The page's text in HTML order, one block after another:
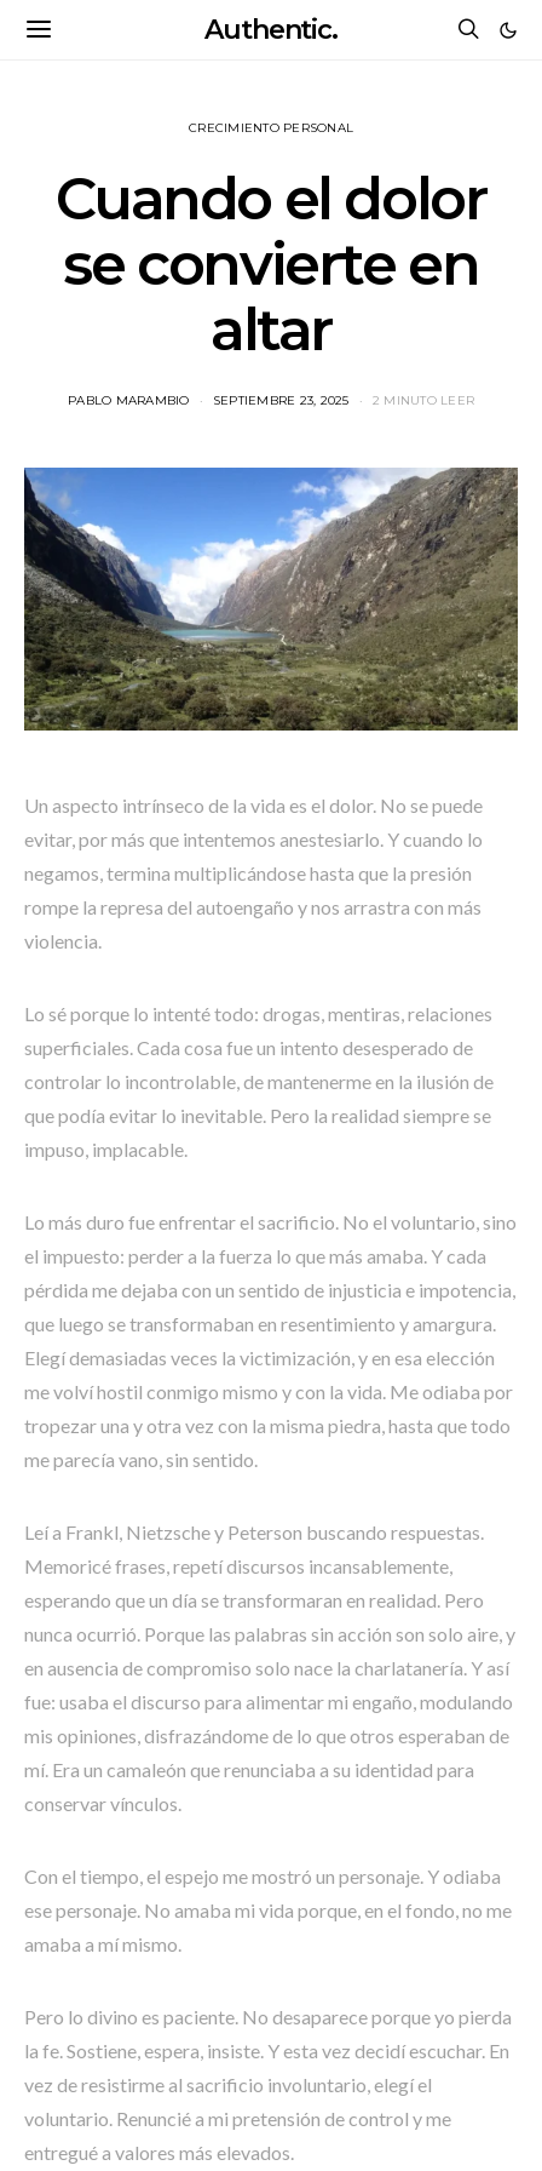
Authentic.
CRECIMIENTO PERSONAL
Cuando el dolor
se convierte en
altar
PABLO MARAMBIO SEPTIEMBRE 23, 2025 2 MINUTO LEER
Un aspecto intrínseco de la vida es el dolor. No se puede
evitar, por más que intentemos anestesiarlo. Y cuando lo
negamos, termina multiplicándose hasta que la presión
rompe la represa del autoengaño y nos arrastra con más
violencia.
Lo sé porque lo intenté todo: drogas, mentiras, relaciones
superficiales. Cada cosa fue un intento desesperado de
controlar lo incontrolable, de mantenerme en la ilusión de
que podía evitar lo inevitable. Pero la realidad siempre se
impuso, implacable.
Lo más duro fue enfrentar el sacrificio. No el voluntario, sino
el impuesto: perder a la fuerza lo que más amaba. Y cada
pérdida me dejaba con un sentido de injusticia e impotencia,
que luego se transformaban en resentimiento y amargura.
Elegí demasiadas veces la victimización, y en esa elección
me volví hostil conmigo mismo y con la vida. Me odiaba por
tropezar una y otra vez con la misma piedra, hasta que todo
me parecía vano, sin sentido.
Leí a Frankl, Nietzsche y Peterson buscando respuestas.
Memoricé frases, repetí discursos incansablemente,
esperando que un día se transformaran en realidad. Pero
nunca ocurrió. Porque las palabras sin acción son solo aire, y
en ausencia de compromiso solo nace la charlatanería. Y así
fue: usaba el discurso para alimentar mi engaño, modulando
mis opiniones, disfrazándome de lo que otros esperaban de
mí. Era un camaleón que renunciaba a su identidad para
conservar vínculos.
Con el tiempo, el espejo me mostró un personaje. Y odiaba
ese personaje. No amaba mi vida porque, en el fondo, no me
amaba a mí mismo.
Pero lo divino es paciente. No desaparece porque yo pierda
la fe. Sostiene, espera, insiste. Y esta vez decidí escuchar. En
vez de resistirme al sacrificio involuntario, elegí el
voluntario. Renuncié a mi pretensión de control y me
entregué a valores más elevados.